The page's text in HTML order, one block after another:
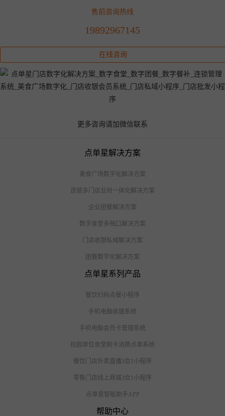
售前咨询热线
19892967145
在线咨询
更多咨询请加微信联系
点单星解决方案
美食广场数字化解决方案
连锁多门店业财一体化解决方案
企业团餐解决方案
数字食堂多档口解决方案
门店收银私域解决方案
团餐数字化解决方案
点单星系列产品
餐饮扫码点餐小程序
手机电脑收银系统
手机电脑会员卡管理系统
校园单位食堂刷卡消费点单系统
餐饮门店外卖直播3合1小程序
零售门店线上商城3合1小程序
点单星智能助手APP
帮助中心